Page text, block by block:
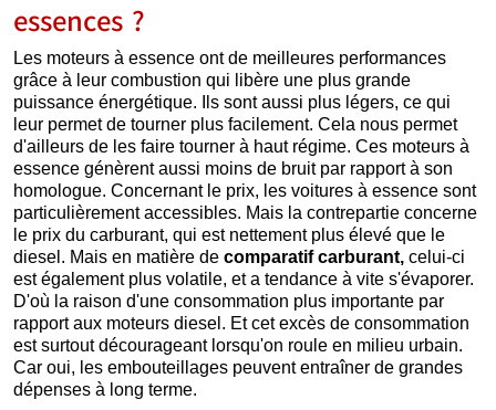
essences ?
Les moteurs à essence ont de meilleures performances
grâce à leur combustion qui libère une plus grande
puissance énergétique. Ils sont aussi plus légers, ce qui
leur permet de tourner plus facilement. Cela nous permet
d'ailleurs de les faire tourner à haut régime. Ces moteurs à
essence génèrent aussi moins de bruit par rapport à son
homologue. Concernant le prix, les voitures à essence sont
particulièrement accessibles. Mais la contrepartie concerne
le prix du carburant, qui est nettement plus élevé que le
diesel. Mais en matière de comparatif carburant, celui-ci
est également plus volatile, et a tendance à vite s'évaporer.
D'où la raison d'une consommation plus importante par
rapport aux moteurs diesel. Et cet excès de consommation
est surtout décourageant lorsqu'on roule en milieu urbain.
Car oui, les embouteillages peuvent entraîner de grandes
dépenses à long terme.